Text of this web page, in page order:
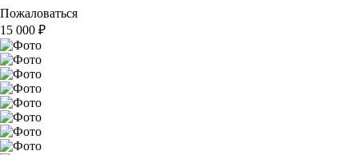
Пожаловаться
15 000 ₽